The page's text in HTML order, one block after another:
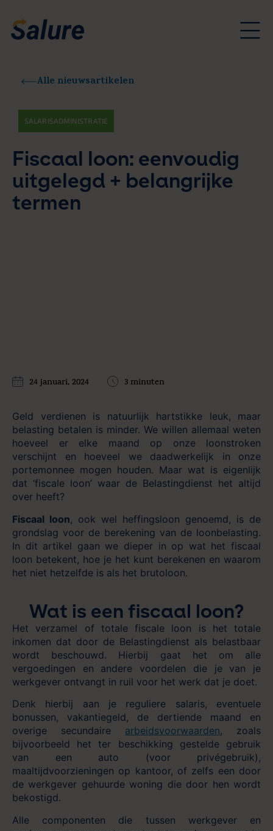
Alle nieuwsartikelen
SALARISADMINISTRATIE
Fiscaal loon: eenvoudig
uitgelegd + belangrijke
termen
24 januari, 2024 3 minuten
Geld verdienen is natuurlijk hartstikke leuk, maar
belasting betalen is minder. We willen allemaal weten
hoeveel er elke maand op onze loonstroken
verschijnt en hoeveel we daadwerkelijk in onze
portemonnee mogen houden. Maar wat is eigenlijk
dat ‘fiscale loon’ waar de Belastingdienst het altijd
over heeft?
Fiscaal loon, ook wel heffingsloon genoemd, is de
grondslag voor de berekening van de loonbelasting.
In dit artikel gaan we dieper in op wat het fiscaal
loon betekent, hoe je het kunt berekenen en waarom
het niet hetzelfde is als het brutoloon.
Wat is een fiscaal loon?
Het verzamel of totale fiscale loon is het totale
inkomen dat door de Belastingdienst als belastbaar
wordt beschouwd. Hierbij gaat het om alle
vergoedingen en andere voordelen die je van je
werkgever ontvangt in ruil voor het werk dat je doet.
Denk hierbij aan je reguliere salaris, eventuele
bonussen, vakantiegeld, de dertiende maand en
overige secundaire arbeidsvoorwaarden, zoals
bijvoorbeeld het ter beschikking gestelde gebruik
van een auto (voor privégebruik),
maaltijdvoorzieningen op kantoor, of zelfs een door
de werkgever gehuurde woning die door hen wordt
bekostigd.
Alle componenten die tussen werkgever en